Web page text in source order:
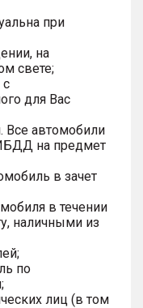
при
на
свете;
для Вас
Все автомобили
на предмет
в зачет
в течении
наличными из
по
лиц (в том